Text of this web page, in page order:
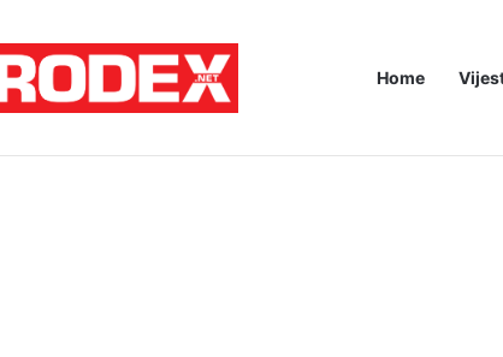
Home
Pupovac i Šimpraga moraliziraju o Oluji, ali i dalje šute o